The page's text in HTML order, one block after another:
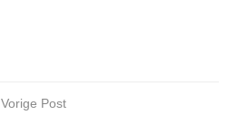
Vorige Post